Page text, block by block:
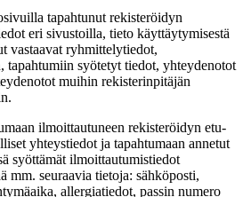
tapahtunut rekisteröidyn
eri sivustoilla, tieto käyttäytymisestä
vastaavat ryhmittelytiedot,
tapahtumiin syötetyt tiedot, yhteydenotot
muihin rekisterinpitäjän
ilmoittautuneen rekisteröidyn etu-
yhteystiedot ja tapahtumaan annetut
syöttämät ilmoittautumistiedot
mm. seuraavia tietoja: sähköposti,
allergiatiedot, passin numero